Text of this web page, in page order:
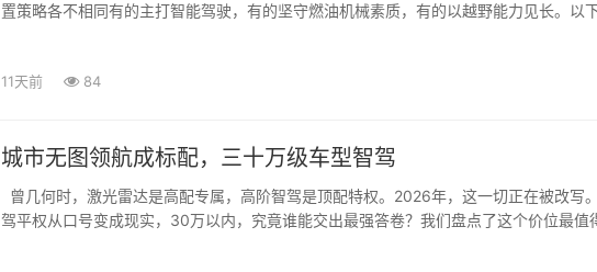
置策略各不相同有的主打智能驾驶，有的坚守燃油机械素质，有的以越野能力见长。以
11天前 84
城市无图领航成标配，三十万级车型智驾
曾几何时，激光雷达是高配专属，高阶智驾是顶配特权。2026年，这一切正在被改写
驾平权从口号变成现实，30万以内，究竟谁能交出最强答卷？我们盘点了这个价位最值